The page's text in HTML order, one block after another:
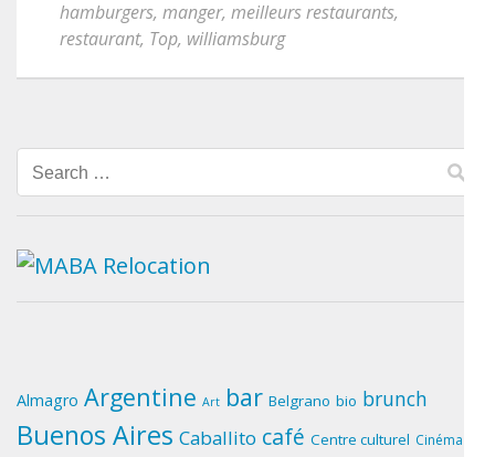
hamburgers, manger, meilleurs restaurants,
restaurant, Top, williamsburg
Search
for:
Almagro Argentine Art bar Belgrano bio brunch
Buenos Aires Caballito café Centre culturel Cinéma